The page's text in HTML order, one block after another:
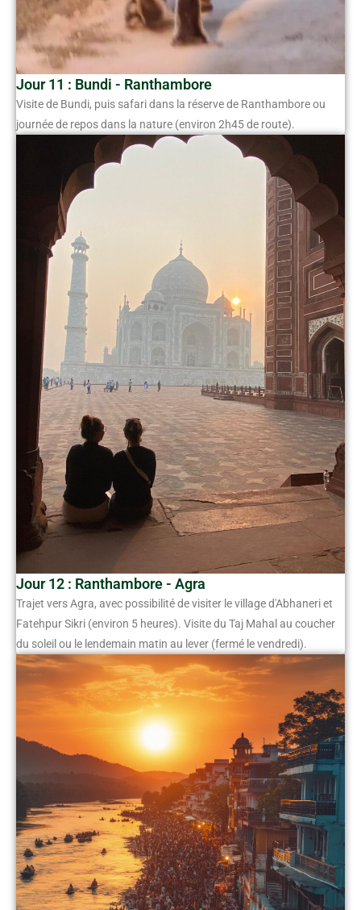
Jour 11 : Bundi - Ranthambore
Visite de Bundi, puis safari dans la réserve de Ranthambore ou
journée de repos dans la nature (environ 2h45 de route).
Jour 12 : Ranthambore - Agra
Trajet vers Agra, avec possibilité de visiter le village d'Abhaneri et
Fatehpur Sikri (environ 5 heures). Visite du Taj Mahal au coucher
du soleil ou le lendemain matin au lever (fermé le vendredi).